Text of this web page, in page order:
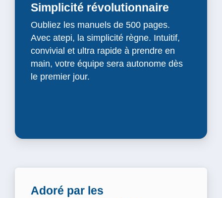
Simplicité révolutionnaire
Oubliez les manuels de 500 pages.
Avec atepi, la simplicité règne. Intuitif,
convivial et ultra rapide à prendre en
main, votre équipe sera autonome dès
le premier jour.
Adoré par les